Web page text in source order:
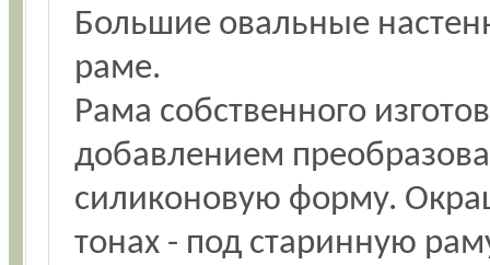
Большие овальные
раме.
Рама собственного
добавлением
силиконовую форму.
тонах - под старинную